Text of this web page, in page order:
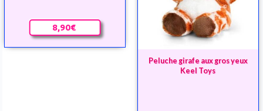
8,90€
Peluche girafe aux gros yeux
Keel Toys